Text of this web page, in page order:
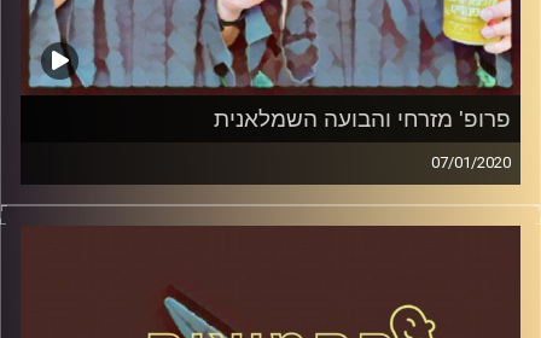
פרופ' מזרחי והבועה השמלאנית
07/01/2020
החמוצים – בפעם השלישית.
עם פרופסור בועז בן-דוד ופרופסור גלעד